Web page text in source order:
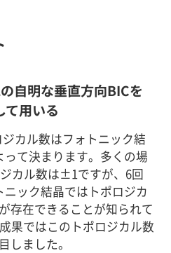
自明な垂直方向BICを
て用いる
カル数はフォトニック結
て決まります。多くの場
カル数は±1ですが、6回
ック結晶ではトポロジカ
存在できることが知られて
果ではこのトポロジカル数
しました。